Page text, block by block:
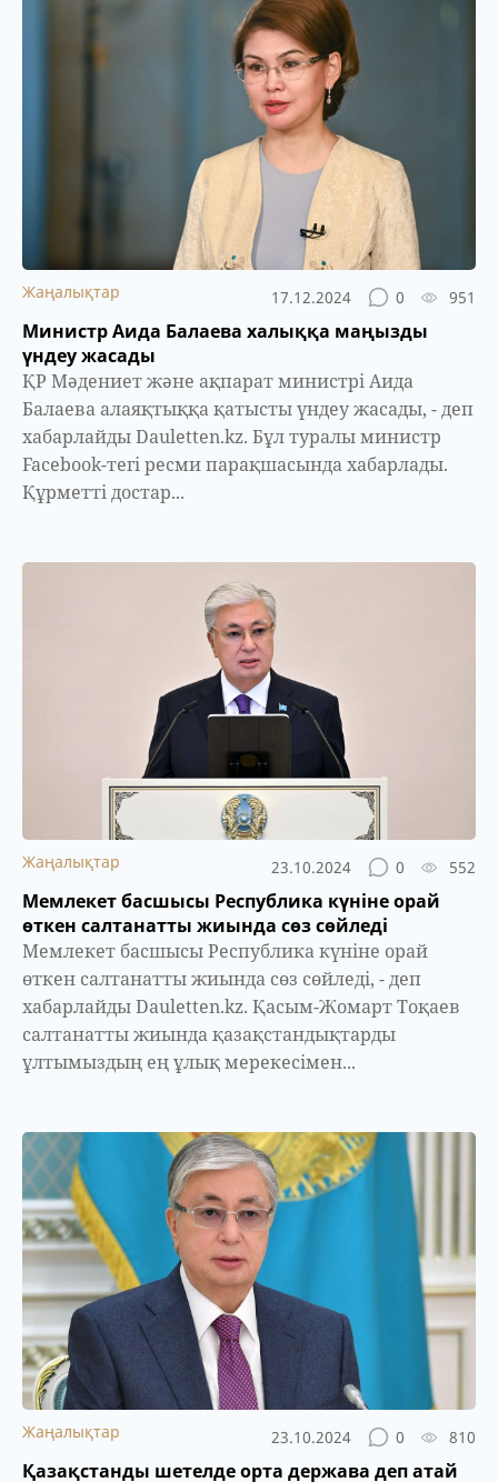
Жаңалықтар 17.12.2024 0 951
Министр Аида Балаева халыққа маңызды
үндеу жасады
ҚР Мәдениет және ақпарат министрі Аида
Балаева алаяқтыққа қатысты үндеу жасады, - деп
хабарлайды Dauletten.kz. Бұл туралы министр
Facebook-тегі ресми парақшасында хабарлады.
Құрметті достар...
Жаңалықтар 23.10.2024 0 552
Мемлекет басшысы Республика күніне орай
өткен салтанатты жиында сөз сөйледі
Мемлекет басшысы Республика күніне орай
өткен салтанатты жиында сөз сөйледі, - деп
хабарлайды Dauletten.kz. Қасым-Жомарт Тоқаев
салтанатты жиында қазақстандықтарды
ұлтымыздың ең ұлық мерекесімен...
Жаңалықтар 23.10.2024 0 810
Қазақстанды шетелде орта держава деп атай